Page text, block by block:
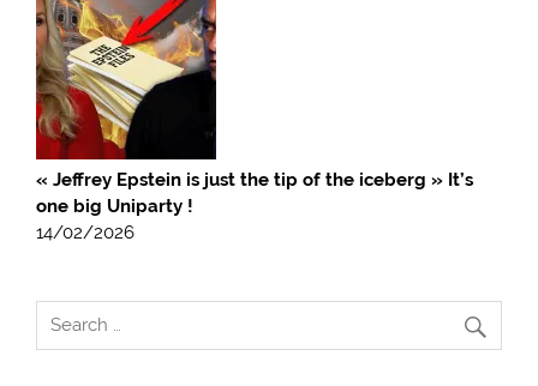
« Jeffrey Epstein is just the tip of the iceberg » It’s
one big Uniparty !
14/02/2026